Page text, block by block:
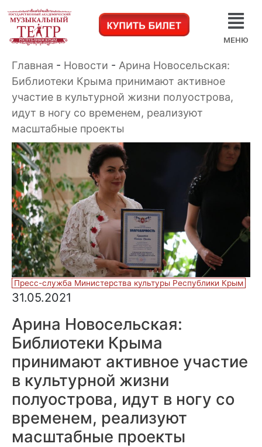
МЕНЮ
Главная - Новости - Арина Новосельская:
Библиотеки Крыма принимают активное
участие в культурной жизни полуострова,
идут в ногу со временем, реализуют
масштабные проекты
Пресс-служба Министерства культуры Республики Крым
31.05.2021
Арина Новосельская:
Библиотеки Крыма
принимают активное участие
в культурной жизни
полуострова, идут в ногу со
временем, реализуют
масштабные проекты